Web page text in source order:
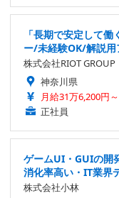
「長期で安定して
ー/未経験OK/解説
株式会社RIOT GROUP
神奈川県
月給31万6,200円
正社員
ゲームUI・GUIの開
消化率高い・IT業界
株式会社小林